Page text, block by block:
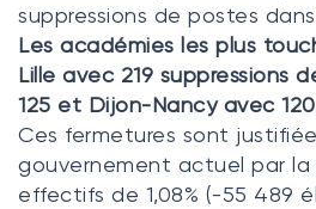
suppressions de postes
Les académies les plus
Lille avec 219 suppressions
125 et Dijon-Nancy avec
Ces fermetures sont
gouvernement actuel par la
effectifs de 1,08% (-55 489